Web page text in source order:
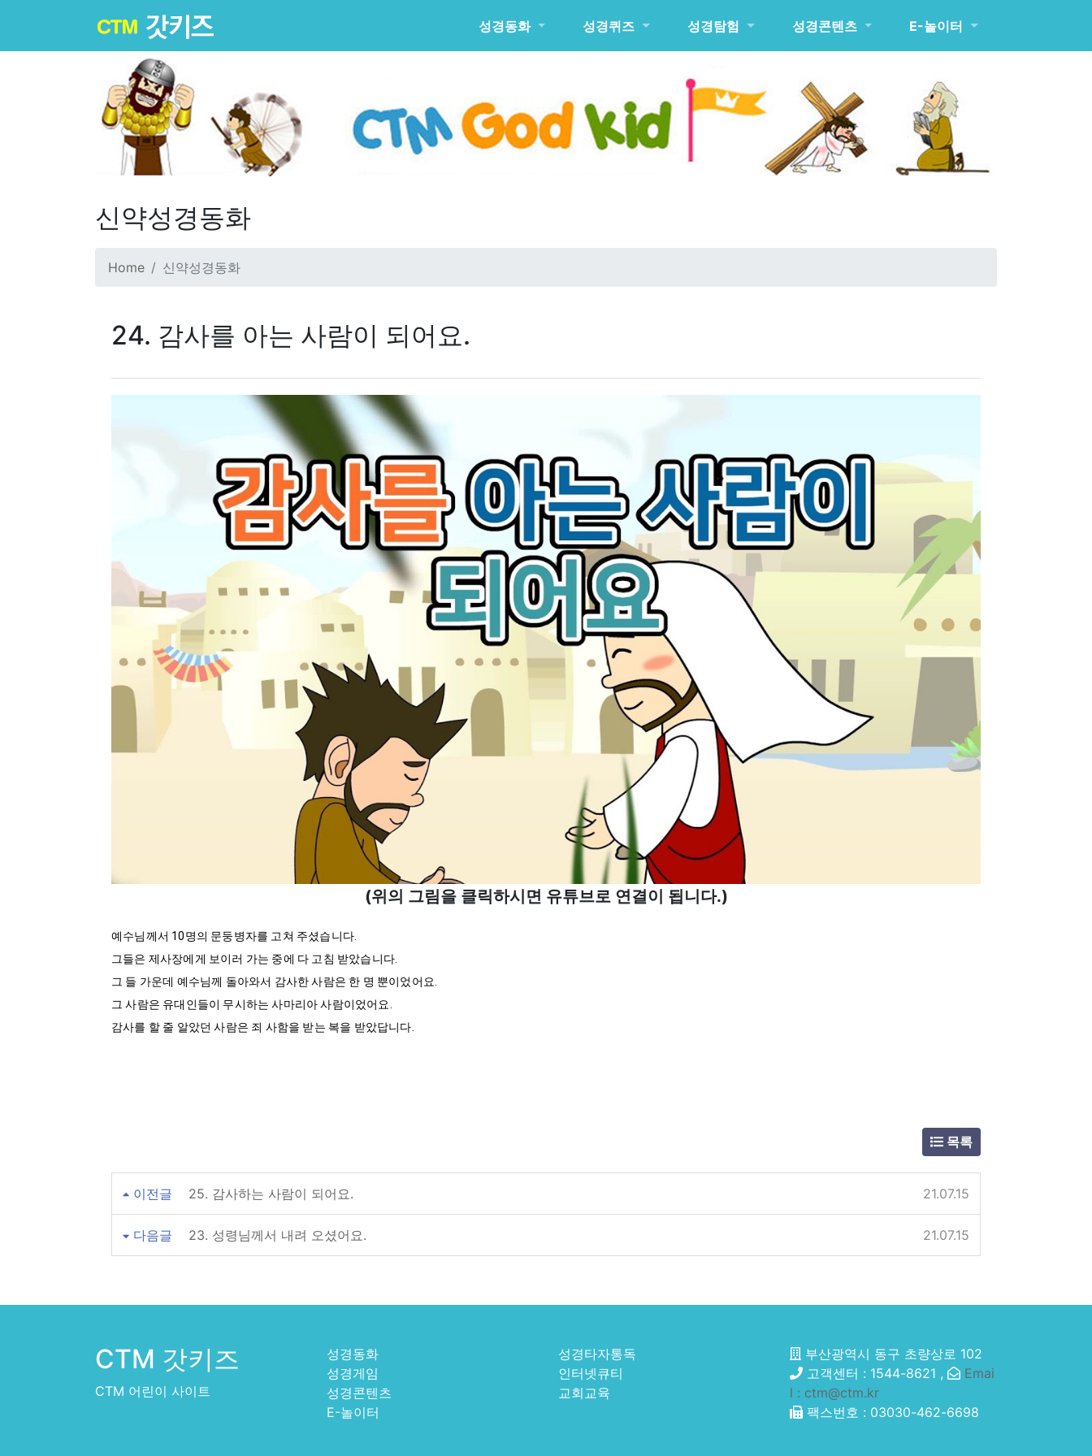
성경동화 성경퀴즈 성경탐험 성경콘텐츠 E-놀이터
신약성경동화
Home 신약성경동화
24. 감사를 아는 사람이 되어요.
(위의 그림을 클릭하시면 유튜브로 연결이 됩니다.)
예수님께서 10명의 문둥병자를 고쳐 주셨습니다.
그들은 제사장에게 보이러 가는 중에 다 고침 받았습니다.
그 들 가운데 예수님께 돌아와서 감사한 사람은 한 명 뿐이었어요.
그 사람은 유대인들이 무시하는 사마리아 사람이었어요.
감사를 할 줄 알았던 사람은 죄 사함을 받는 복을 받았답니다.
목록
이전글 25. 감사하는 사람이 되어요. 21.07.15
다음글 23. 성령님께서 내려 오셨어요. 21.07.15
CTM 갓키즈
CTM 어린이 사이트
성경동화
성경게임
성경콘텐츠
E-놀이터
성경타자통독
인터넷큐티
교회교육
부산광역시 동구 초량상로 102
고객센터 : 1544-8621 ,
Emai
l : ctm@ctm.kr
팩스번호 : 03030-462-6698